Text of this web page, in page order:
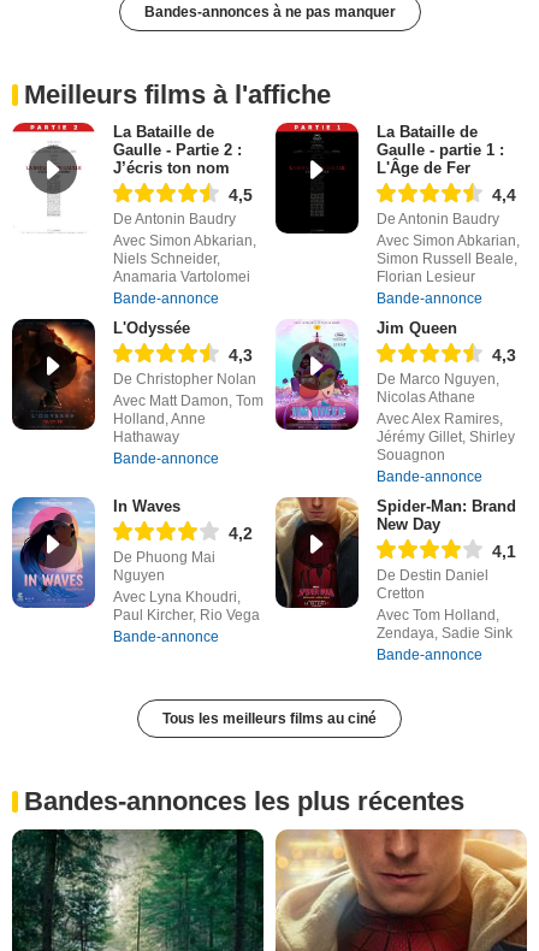
Bandes-annonces à ne pas manquer
Meilleurs films à l'affiche
La Bataille de
Gaulle - Partie 2 :
J’écris ton nom
4,5
De Antonin Baudry
Avec Simon Abkarian,
Niels Schneider,
Anamaria Vartolomei
Bande-annonce
La Bataille de
Gaulle - partie 1 :
L'Âge de Fer
4,4
De Antonin Baudry
Avec Simon Abkarian,
Simon Russell Beale,
Florian Lesieur
Bande-annonce
L'Odyssée
4,3
De Christopher Nolan
Avec Matt Damon, Tom
Holland, Anne
Hathaway
Bande-annonce
Jim Queen
4,3
De Marco Nguyen,
Nicolas Athane
Avec Alex Ramires,
Jérémy Gillet, Shirley
Souagnon
Bande-annonce
In Waves
4,2
De Phuong Mai
Nguyen
Avec Lyna Khoudri,
Paul Kircher, Rio Vega
Bande-annonce
Spider-Man: Brand
New Day
4,1
De Destin Daniel
Cretton
Avec Tom Holland,
Zendaya, Sadie Sink
Bande-annonce
Tous les meilleurs films au ciné
Bandes-annonces les plus récentes